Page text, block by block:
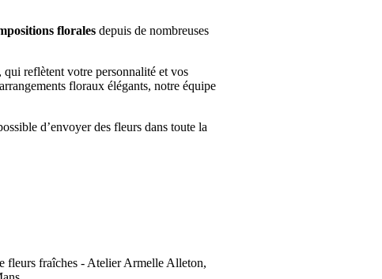
florales depuis de nombreuses
reflètent votre personnalité et vos
floraux élégants, notre équipe
d’envoyer des fleurs dans toute la